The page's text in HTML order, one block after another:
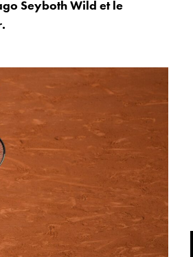
Seyboth Wild et le